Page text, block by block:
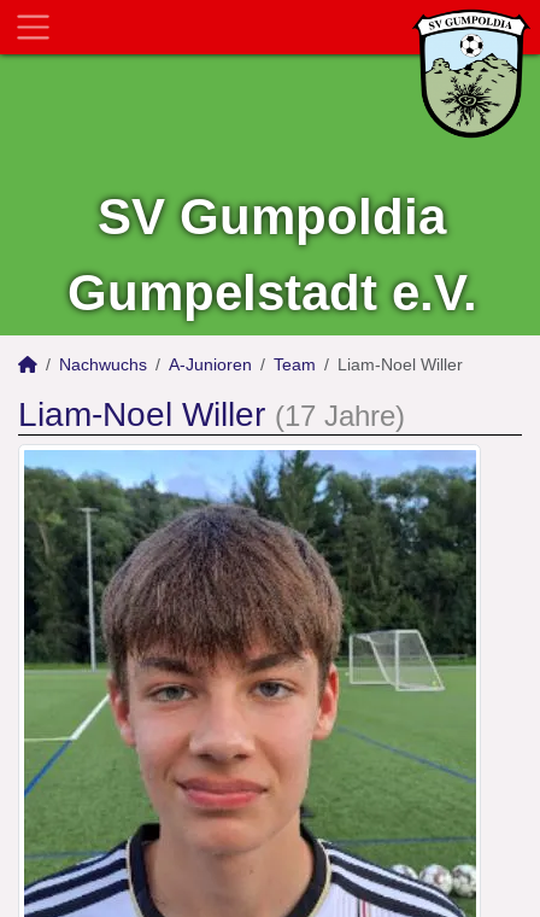
SV Gumpoldia
Gumpelstadt e.V.
Nachwuchs A-Junioren Team Liam-Noel Willer
Liam-Noel Willer (17 Jahre)